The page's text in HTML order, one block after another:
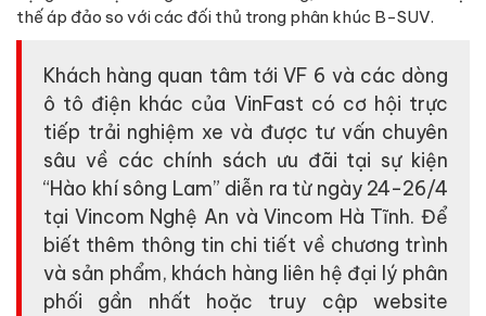
thế áp đảo so với các đối thủ trong phân khúc B-SUV.
Khách hàng quan tâm tới VF 6 và các dòng
ô tô điện khác của VinFast có cơ hội trực
tiếp trải nghiệm xe và được tư vấn chuyên
sâu về các chính sách ưu đãi tại sự kiện
“Hào khí sông Lam” diễn ra từ ngày 24-26/4
tại Vincom Nghệ An và Vincom Hà Tĩnh. Để
biết thêm thông tin chi tiết về chương trình
và sản phẩm, khách hàng liên hệ đại lý phân
phối gần nhất hoặc truy cập website